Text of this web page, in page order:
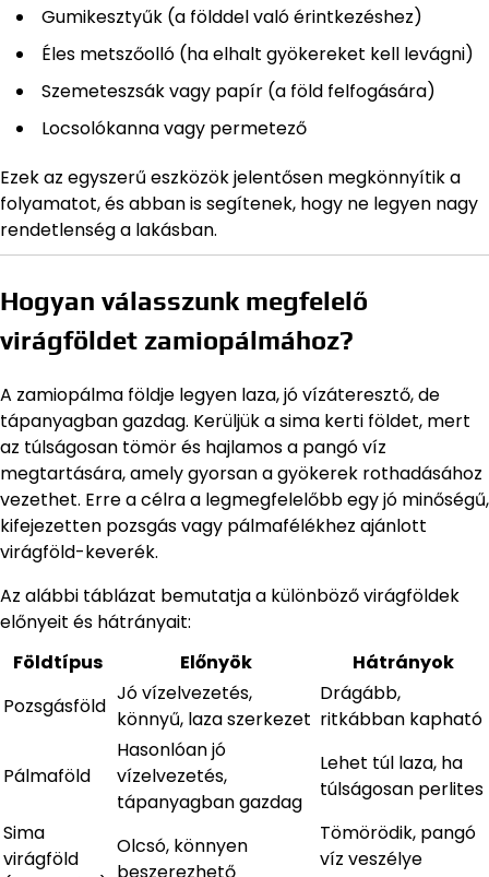
Gumikesztyűk (a földdel való érintkezéshez)
Éles metszőolló (ha elhalt gyökereket kell levágni)
Szemeteszsák vagy papír (a föld felfogására)
Locsolókanna vagy permetező
Ezek az egyszerű eszközök jelentősen megkönnyítik a
folyamatot, és abban is segítenek, hogy ne legyen nagy
rendetlenség a lakásban.
Hogyan válasszunk megfelelő
virágföldet zamiopálmához?
A zamiopálma földje legyen laza, jó vízáteresztő, de
tápanyagban gazdag. Kerüljük a sima kerti földet, mert
az túlságosan tömör és hajlamos a pangó víz
megtartására, amely gyorsan a gyökerek rothadásához
vezethet. Erre a célra a legmegfelelőbb egy jó minőségű,
kifejezetten pozsgás vagy pálmafélékhez ajánlott
virágföld-keverék.
Az alábbi táblázat bemutatja a különböző virágföldek
előnyeit és hátrányait:
Földtípus
Előnyök
Hátrányok
Pozsgásföld
Jó vízelvezetés,
könnyű, laza szerkezet
Drágább,
ritkábban kapható
Pálmaföld
Hasonlóan jó
vízelvezetés,
tápanyagban gazdag
Lehet túl laza, ha
túlságosan perlites
Sima
virágföld
Olcsó, könnyen
Tömörödik, pangó
víz veszélye